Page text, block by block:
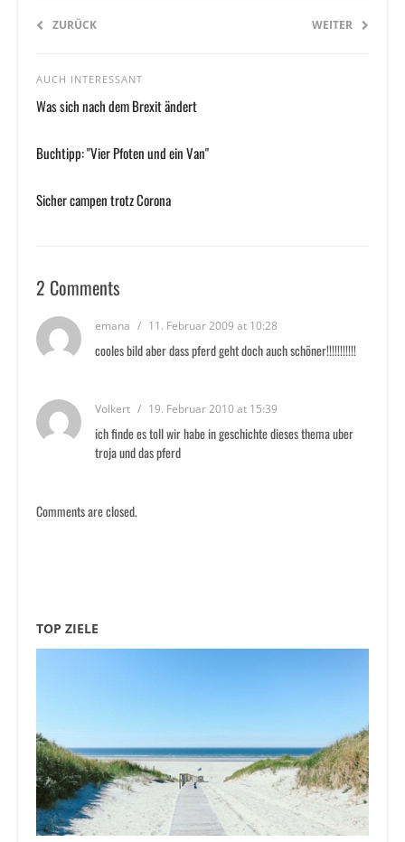
ZURÜCK WEITER
AUCH INTERESSANT
Was sich nach dem Brexit ändert
Buchtipp: "Vier Pfoten und ein Van"
Sicher campen trotz Corona
2 Comments
emana / 11. Februar 2009 at 10:28
cooles bild aber dass pferd geht doch auch schöner!!!!!!!!!!!
Volkert / 19. Februar 2010 at 15:39
ich finde es toll wir habe in geschichte dieses thema uber
troja und das pferd
Comments are closed.
TOP ZIELE